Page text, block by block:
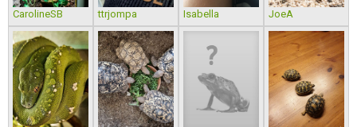
CarolineSB ttrjompa Isabella JoeA